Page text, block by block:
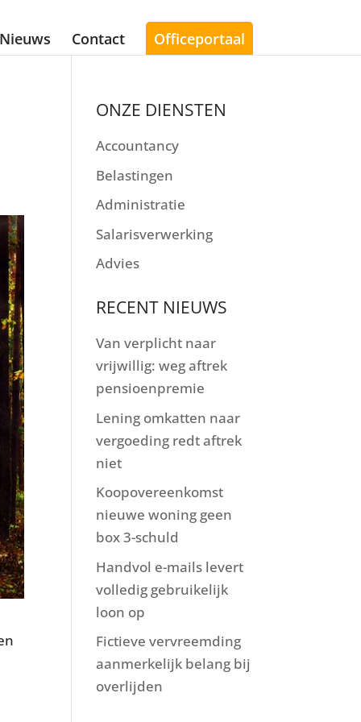
Nieuws Contact Officeportaal
ONZE DIENSTEN
Accountancy
Belastingen
Administratie
Salarisverwerking
Advies
RECENT NIEUWS
Van verplicht naar
vrijwillig: weg aftrek
pensioenpremie
Lening omkatten naar
vergoeding redt aftrek
niet
Koopovereenkomst
nieuwe woning geen
box 3-schuld
Handvol e-mails levert
volledig gebruikelijk
loon op
Fictieve vervreemding
aanmerkelijk belang bij
overlijden